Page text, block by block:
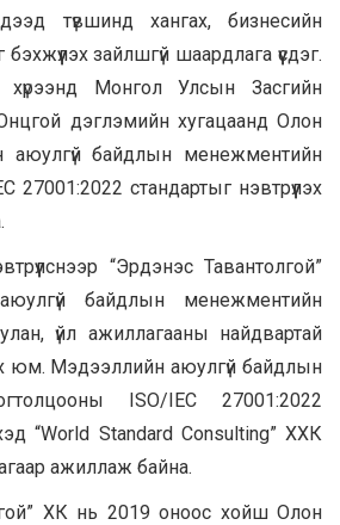
түвшинд хангах, бизнесийн
зайлшгүй шаардлага үүсдэг.
хүрээнд Монгол Улсын Засгийн
дэглэмийн хугацаанд Олон
аюулгүй байдлын менежментийн
27001:2022 стандартыг нэвтрүүлэх
“Эрдэнэс Тавантолгой”
байдлын менежментийн
үйл ажиллагааны найдвартай
юм. Мэдээллийн аюулгүй байдлын
ISO/IEC 27001:2022
“World Standard Consulting” ХХК
ажиллаж байна.
ХК нь 2019 оноос хойш Олон